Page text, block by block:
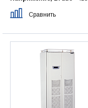
Сравнить